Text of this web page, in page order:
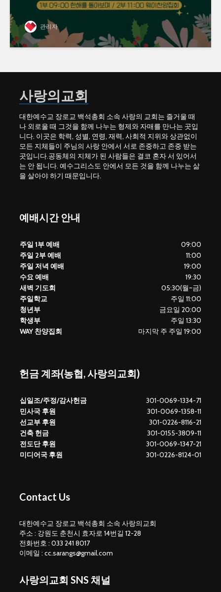
관리자
사랑의교회
대한예수교 장로교 백석총회 소속 사랑의 교회는 즐거울 때
나 외로울 때 그것을 함께 나누는 형제와 자매를 만나는 곳입
니다. 이곳은 학력, 성별, 연령, 재력, 사회적 지위와 상관없이
모든 지체들이 주님의 사랑 안에서 서로 존중하고 존중 받는
곳입니다.공동체의 지체가 된 사람들은 결코 혼자 서 있어서
는 안 됩니다. 예수그리스도 안에서 모든 것을 함께 나누는 삶
을 살아야 하기 때문입니다.
예배시간 안내
주일 1부 예배
09:00
주일 2부 예배
11:00
주일 저녁 예배
19:00
수요 예배
19:30
새벽 기도회
05:30(월~금)
주일학교
주일 11:00
청년부
금요일 20:00
학생부
주일 13:30
WAY 찬양집회
마지막 주 주일 19:00
헌금 계좌(농협, 사랑의교회)
십일조/주정/감사헌금
301-0069-1334-71
민사국 후원
301-0069-1358-11
선교부 후원
301-0226-8116-21
건축 헌금
301-0155-3809-11
전도단 후원
301-0069-1347-21
미디어국 후원
301-0226-8124-01
Contact Us
대한예수교 장로교 백석총회 소속 사랑의교회
주소 : 강원도 춘천시 효자로 14번길 12-28
전화번호 : 033 241 8017
이메일 : cc.sarangs@gmail.com
사랑의교회 SNS 채널